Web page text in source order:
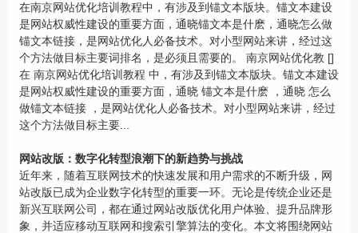
在南京网站优化培训教程中，有涉及到锚文本版块。锚文本建设
是网站权威性建设的重要方面，通晓锚文本是什麽，通晓怎么做
锚文本链接，是网站优化人必备技术。对小型网站来讲，经过这
个方法做目标主要词排名，是必须且需要的。 南京网站优化教 []
在 南京网站优化培训教程 中，有涉及到锚文本版块。锚文本建设
是网站权威性建设的重要方面，通晓 锚文本是什麽 ，通晓 怎么
做锚文本链接 ，是网站优化人必备技术。对小型网站来讲，经过
这个方法做目标主要...
网站改版：数字化转型浪潮下的新趋势与挑战
近年来，随着互联网技术的快速发展和用户需求的不断升级，网
站改版已成为企业数字化转型的重要一环。无论是传统企业还是
新兴互联网公司，都在通过网站改版优化用户体验、提升品牌形
象，并适应移动互联网和搜索引擎算法的变化。本文将围绕网站